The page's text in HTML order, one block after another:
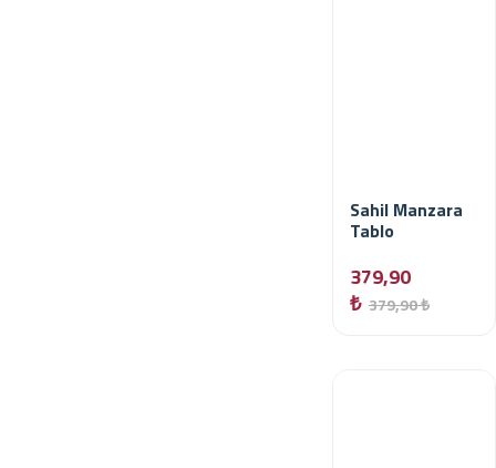
Sahil Manzara
Tablo
379,90
₺ 379,90 ₺